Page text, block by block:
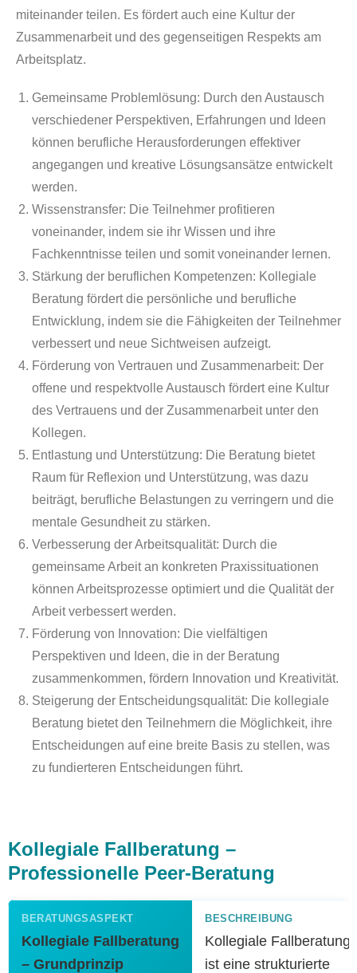
miteinander teilen. Es fördert auch eine Kultur der
Zusammenarbeit und des gegenseitigen Respekts am
Arbeitsplatz.
Gemeinsame Problemlösung: Durch den Austausch
verschiedener Perspektiven, Erfahrungen und Ideen
können berufliche Herausforderungen effektiver
angegangen und kreative Lösungsansätze entwickelt
werden.
Wissenstransfer: Die Teilnehmer profitieren
voneinander, indem sie ihr Wissen und ihre
Fachkenntnisse teilen und somit voneinander lernen.
Stärkung der beruflichen Kompetenzen: Kollegiale
Beratung fördert die persönliche und berufliche
Entwicklung, indem sie die Fähigkeiten der Teilnehmer
verbessert und neue Sichtweisen aufzeigt.
Förderung von Vertrauen und Zusammenarbeit: Der
offene und respektvolle Austausch fördert eine Kultur
des Vertrauens und der Zusammenarbeit unter den
Kollegen.
Entlastung und Unterstützung: Die Beratung bietet
Raum für Reflexion und Unterstützung, was dazu
beiträgt, berufliche Belastungen zu verringern und die
mentale Gesundheit zu stärken.
Verbesserung der Arbeitsqualität: Durch die
gemeinsame Arbeit an konkreten Praxissituationen
können Arbeitsprozesse optimiert und die Qualität der
Arbeit verbessert werden.
Förderung von Innovation: Die vielfältigen
Perspektiven und Ideen, die in der Beratung
zusammenkommen, fördern Innovation und Kreativität.
Steigerung der Entscheidungsqualität: Die kollegiale
Beratung bietet den Teilnehmern die Möglichkeit, ihre
Entscheidungen auf eine breite Basis zu stellen, was
zu fundierteren Entscheidungen führt.
Kollegiale Fallberatung –
Professionelle Peer-Beratung
Kollegiale Fallberatung
– Grundprinzip
Kollegiale Fallberatung
ist eine strukturierte